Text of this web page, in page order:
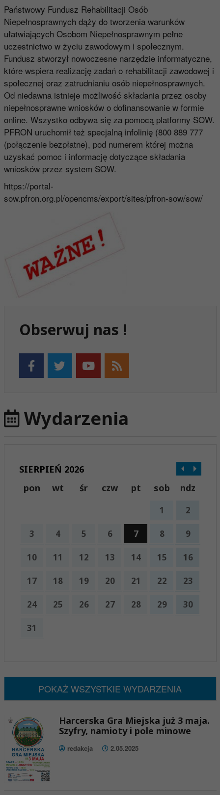
Państwowy Fundusz Rehabilitacji Osób
Niepełnosprawnych dąży do tworzenia warunków
ułatwiających Osobom Niepełnosprawnym pełne
uczestnictwo w życiu zawodowym i społecznym.
Fundusz stworzył nowoczesne narzędzie informatyczne,
które wspiera realizację zadań o rehabilitacji zawodowej i
społecznej oraz zatrudnianiu osób niepełnosprawnych.
Od niedawna istnieje możliwość składania przez osoby
niepełnosprawne wniosków o dofinansowanie w formie
online. Wszystko odbywa się za pomocą platformy SOW.
PFRON uruchomił też specjalną infolinię (800 889 777
(połączenie bezpłatne), pod numerem której można
uzyskać pomoc i informację dotyczące składania
wniosków przez system SOW.
https://portal-
sow.pfron.org.pl/opencms/export/sites/pfron-sow/sow/
Obserwuj nas !
Wydarzenia
SIERPIEŃ 2026
pon
wt śr czw pt sob ndz
1 2
3 4 5 6 7 8 9
10 11 12 13 14 15 16
17 18 19 20 21 22 23
24 25 26 27 28 29 30
31
POKAŻ WSZYSTKIE WYDARZENIA
Harcerska Gra Miejska już 3 maja.
Szyfry, namioty i pole minowe
redakcja 2.05.2025